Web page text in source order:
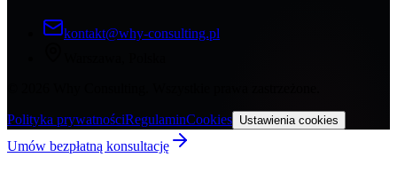
kontakt@why-consulting.pl
Polityka prywatnościRegulaminCookies Ustawienia cookies
Umów bezpłatną konsultację